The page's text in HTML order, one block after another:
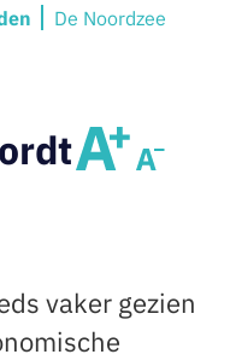
De Noordzee
vaker gezien